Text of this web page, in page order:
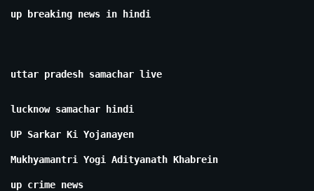
up breaking news in hindi
uttar pradesh samachar live
lucknow samachar hindi
UP Sarkar Ki Yojanayen
Mukhyamantri Yogi Adityanath Khabrein
up crime news